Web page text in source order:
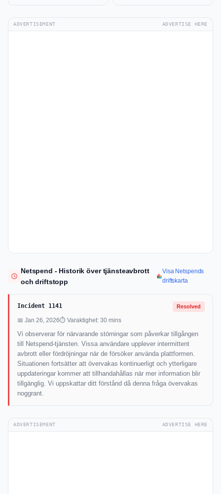
ADVERTISEMENT ADVERTISE HERE
Netspend - Historik över tjänsteavbrott
och driftstopp
Visa Netspends
driftskarta
Incident 1141 Resolved
📅 Jan 26, 2026⏱ Varaktighet: 30 mins
Vi observerar för närvarande störningar som påverkar tillgången
till Netspend-tjänsten. Vissa användare upplever intermittent
avbrott eller fördröjningar när de försöker använda plattformen.
Situationen fortsätter att övervakas kontinuerligt och ytterligare
uppdateringar kommer att tillhandahållas när mer information blir
tillgänglig. Vi uppskattar ditt förstånd då denna fråga övervakas
noggrant.
ADVERTISEMENT ADVERTISE HERE